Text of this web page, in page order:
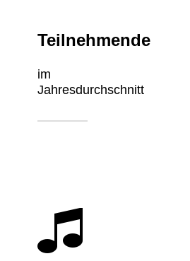
Teilnehmende
im
Jahresdurchschnitt